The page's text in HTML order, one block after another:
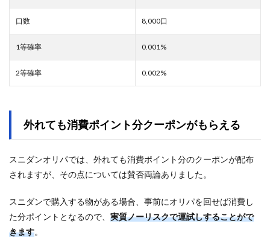
口数 8,000口
1等確率 0.001%
2等確率 0.002%
外れても消費ポイント分クーポンがもらえる
スニダンオリパでは、外れても消費ポイント分のクーポンが配布
されますが、その点については賛否両論ありました。
スニダンで購入する物がある場合、事前にオリパを回せば消費し
た分ポイントとなるので、 実質ノーリスクで運試しすることがで
きます。